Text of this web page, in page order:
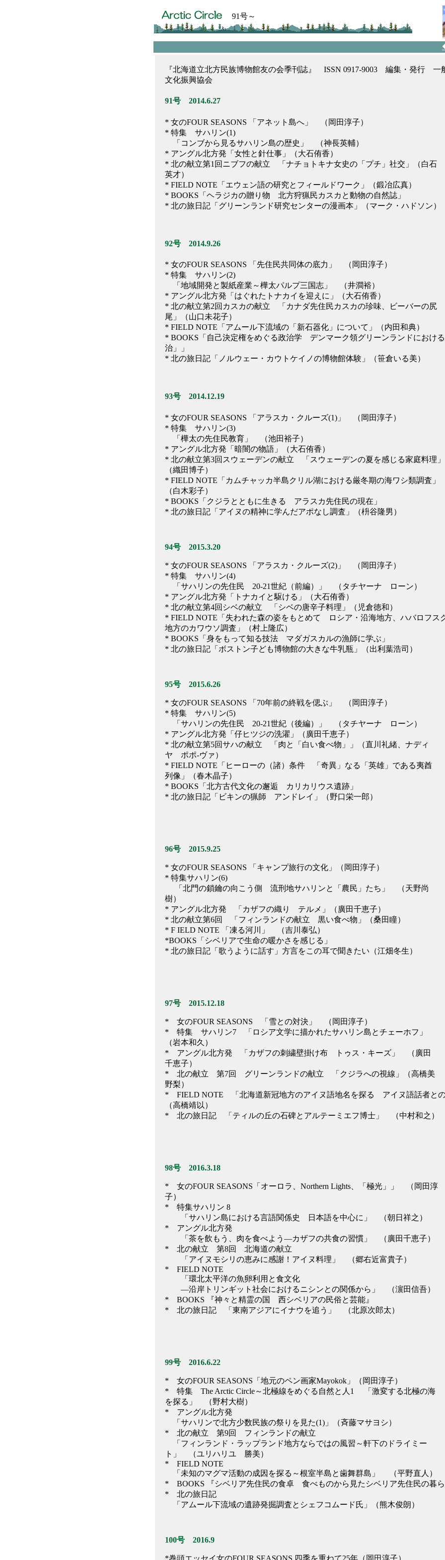
91号～
『北海道立北方民族博物館友の会季刊誌』 ISSN 0917-9003 編集・発行 一
文化振興協会
91号 2014.6.27
* 女のFOUR SEASONS 「アネット島へ」 （岡田淳子）
* 特集 サハリン(1)
「コンブから見るサハリン島の歴史」 （神長英輔）
* アングル北方発「女性と針仕事」（大石侑香）
* 北の献立第1回ニブフの献立 「ナチョトキナ女史の「プチ」社交」（白石
英才）
* FIELD NOTE「エウェン語の研究とフィールドワーク」（鍛冶広真）
* BOOKS「ヘラジカの贈り物 北方狩猟民カスカと動物の自然誌」
* 北の旅日記「グリーンランド研究センターの漫画本」（マーク・ハドソン）
92号 2014.9.26
* 女のFOUR SEASONS 「先住民共同体の底力」 （岡田淳子）
* 特集 サハリン(2)
「地域開発と製紙産業～樺太パルプ三国志」 （井澗裕）
* アングル北方発「はぐれたトナカイを迎えに」（大石侑香）
* 北の献立第2回カスカの献立 「カナダ先住民カスカの珍味、ビーバーの尻
尾」（山口未花子）
* FIELD NOTE「アムール下流域の「新石器化」について」（内田和典）
* BOOKS「自己決定権をめぐる政治学 デンマーク領グリーンランドにおけ
治」」
* 北の旅日記「ノルウェー・カウトケイノの博物館体験」（笹倉いる美）
93号 2014.12.19
* 女のFOUR SEASONS 「アラスカ・クルーズ(1)」 （岡田淳子）
* 特集 サハリン(3)
「樺太の先住民教育」 （池田裕子）
* アングル北方発「暗闇の物語」（大石侑香）
* 北の献立第3回スウェーデンの献立 「スウェーデンの夏を感じる家庭料理」
（織田博子）
* FIELD NOTE「カムチャッカ半島クリル湖における厳冬期の海ワシ類調査」
（白木彩子）
* BOOKS「クジラとともに生きる アラスカ先住民の現在」
* 北の旅日記「アイヌの精神に学んだアポなし調査」（枡谷隆男）
94号 2015.3.20
* 女のFOUR SEASONS 「アラスカ・クルーズ(2)」 （岡田淳子）
* 特集 サハリン(4)
「サハリンの先住民 20-21世紀（前編）」 （タチヤーナ ローン）
* アングル北方発「トナカイと駆ける」（大石侑香）
* 北の献立第4回シベの献立 「シベの唐辛子料理」（児倉徳和）
* FIELD NOTE「失われた森の姿をもとめて ロシア・沿海地方、ハバロフス
地方のカワウソ調査」（村上隆広）
* BOOKS「身をもって知る技法 マダガスカルの漁師に学ぶ」
* 北の旅日記「ボストン子ども博物館の大きな牛乳瓶」（出利葉浩司）
95号 2015.6.26
* 女のFOUR SEASONS 「70年前の終戦を偲ぶ」 （岡田淳子）
* 特集 サハリン(5)
「サハリンの先住民 20-21世紀（後編）」 （タチヤーナ ローン）
* アングル北方発「仔ヒツジの洗濯」（廣田千恵子）
* 北の献立第5回サハの献立 「肉と「白い食べ物」」（直川礼緒、ナディ
ヤ ポポ-ヴァ）
* FIELD NOTE「ヒーローの（諸）条件 「奇異」なる「英雄」である夷酋
列像」（春木晶子）
* BOOKS「北方古代文化の邂逅 カリカリウス遺跡」
* 北の旅日記「ビキンの猟師 アンドレイ」（野口栄一郎）
96号 2015.9.25
* 女のFOUR SEASONS 「キャンプ旅行の文化」（岡田淳子）
* 特集サハリン(6)
「北門の鎖鑰の向こう側 流刑地サハリンと「農民」たち」 （天野尚
樹）
* アングル北方発 「カザフの織り テルメ」（廣田千恵子）
* 北の献立第6回 「フィンランドの献立 黒い食べ物」（桑田瞳）
* F IELD NOTE 「凍る河川」 （吉川泰弘）
*BOOKS「シベリアで生命の暖かさを感じる」
* 北の旅日記「歌うように話す」方言をこの耳で聞きたい（江畑冬生）
97号 2015.12.18
* 女のFOUR SEASONS 「雪との対決」 （岡田淳子）
* 特集 サハリン7 「ロシア文学に描かれたサハリン島とチェーホフ」
（岩本和久）
* アングル北方発 「カザフの刺繍壁掛け布 トゥス・キーズ」 （廣田
千恵子）
* 北の献立 第7回 グリーンランドの献立 「クジラへの視線」（高橋美
野梨）
* FIELD NOTE 「北海道新冠地方のアイヌ語地名を探る アイヌ語話者と
（高橋靖以）
* 北の旅日記 「ティルの丘の石碑とアルテーミエフ博士」 （中村和之）
98号 2016.3.18
* 女のFOUR SEASONS「オーロラ、Northern Lights、「極光」」 （岡田淳
子）
* 特集サハリン 8
「サハリン島における言語関係史 日本語を中心に」 （朝日祥之）
* アングル北方発
「茶を飲もう、肉を食べよう―カザフの共食の習慣」 （廣田千恵子）
* 北の献立 第8回 北海道の献立
「アイヌモシリの恵みに感謝！アイヌ料理」 （郷右近富貴子）
* FIELD NOTE
「環北太平洋の魚卵利用と食文化
―沿岸トリンギット社会におけるニシンとの関係から」 （濵田信吾）
* BOOKS 『神々と精霊の国 西シベリアの民俗と芸能』
* 北の旅日記 「東南アジアにイナウを追う」 （北原次郎太）
99号 2016.6.22
* 女のFOUR SEASONS「地元のペン画家Mayokok」（岡田淳子）
* 特集 The Arctic Circle～北極線をめぐる自然と人1 「激変する北極の海
を探る」 （野村大樹）
* アングル北方発
「サハリンで北方少数民族の祭りを見た(1)」（斉藤マサヨシ）
* 北の献立 第9回 フィンランドの献立
「フィンランド・ラップランド地方ならではの風習～軒下のドライミー
ト」 （ユリハリユ 勝美）
* FIELD NOTE
「未知のマグマ活動の成因を探る～根室半島と歯舞群島」 （平野直人）
* BOOKS 『シベリア先住民の食卓 食べものから見たシベリア先住民の暮
* 北の旅日記
「アムール下流域の遺跡発掘調査とシェフコムード氏」（熊木俊朗）
100号 2016.9
*巻頭エッセイ女のFOUR SEASONS 四季を重ねて25年（岡田淳子）